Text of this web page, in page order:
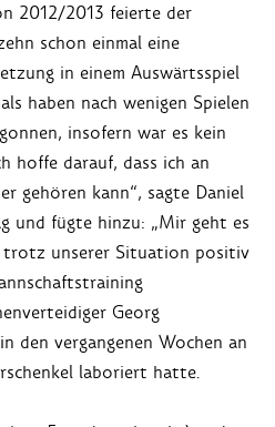
2012/2013 feierte der
schon einmal eine
in einem Auswärtsspiel
haben nach wenigen Spielen
insofern war es kein
hoffe darauf, dass ich an
gehören kann“, sagte Daniel
und fügte hinzu: „Mir geht es
trotz unserer Situation positiv
Georg
den vergangenen Wochen an
laboriert hatte.